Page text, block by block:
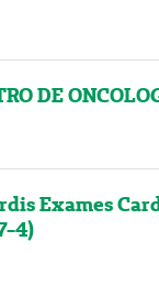
DE
Exames
4)